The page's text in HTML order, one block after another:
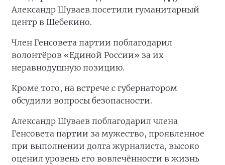
Александр Шуваев посетили гуманитарный
центр в Шебекино.
Член Генсовета партии поблагодарил
волонтёров «Единой России» за их
неравнодушную позицию.
Кроме того, на встрече с губернатором
обсудили вопросы безопасности.
Александр Шуваев поблагодарил члена
Генсовета партии за мужество, проявленное
при выполнении долга журналиста, высоко
оценил уровень его вовлечённости в жизнь